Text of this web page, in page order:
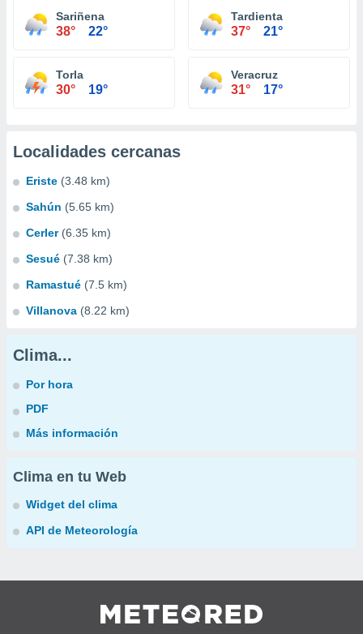
Sariñena
38° 22°
Tardienta
37° 21°
Torla
30° 19°
Veracruz
31° 17°
Localidades cercanas
Eriste (3.48 km)
Sahún (5.65 km)
Cerler (6.35 km)
Sesué (7.38 km)
Ramastué (7.5 km)
Villanova (8.22 km)
Clima...
Por hora
PDF
Más información
Clima en tu Web
Widget del clima
API de Meteorología